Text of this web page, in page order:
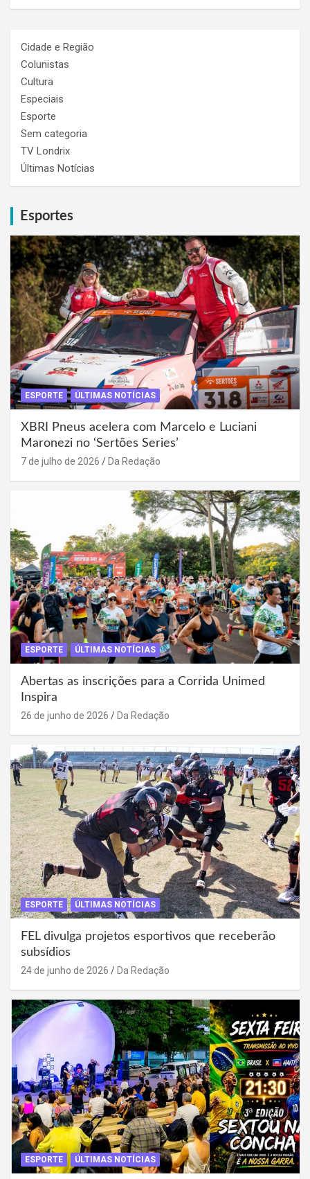
Cidade e Região
Colunistas
Cultura
Especiais
Esporte
Sem categoria
TV Londrix
Últimas Notícias
Esportes
ESPORTE ÚLTIMAS NOTÍCIAS
XBRI Pneus acelera com Marcelo e Luciani
Maronezi no ‘Sertões Series’
7 de julho de 2026 Da Redação
ESPORTE ÚLTIMAS NOTÍCIAS
Abertas as inscrições para a Corrida Unimed
Inspira
26 de junho de 2026 Da Redação
ESPORTE ÚLTIMAS NOTÍCIAS
FEL divulga projetos esportivos que receberão
subsídios
24 de junho de 2026 Da Redação
ESPORTE ÚLTIMAS NOTÍCIAS